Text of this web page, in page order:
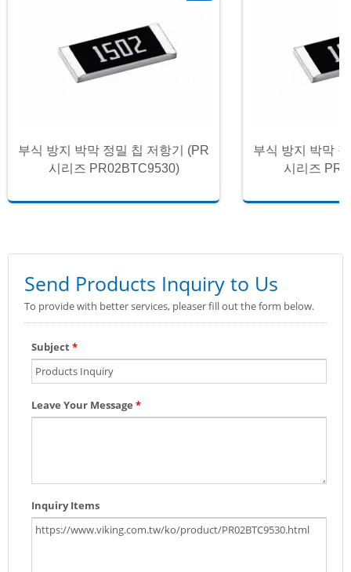
부식 방지 박막 정밀 칩 저항기 (PR
시리즈 PR02BTC9530)
부식 방지 박막
시리즈